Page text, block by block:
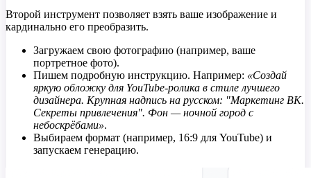
Второй инструмент позволяет взять ваше изображение и
кардинально его преобразить.
Загружаем свою фотографию (например, ваше
портретное фото).
Пишем подробную инструкцию. Например: «Создай
яркую обложку для YouTube-ролика в стиле лучшего
дизайнера. Крупная надпись на русском: "Маркетинг ВК.
Секреты привлечения". Фон — ночной город с
небоскрёбами».
Выбираем формат (например, 16:9 для YouTube) и
запускаем генерацию.